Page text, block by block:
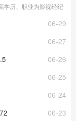
学历、职业为影视经纪
，这些宝贵的工作经
06-29
06-27
06-26
06-25
06-24
06-23